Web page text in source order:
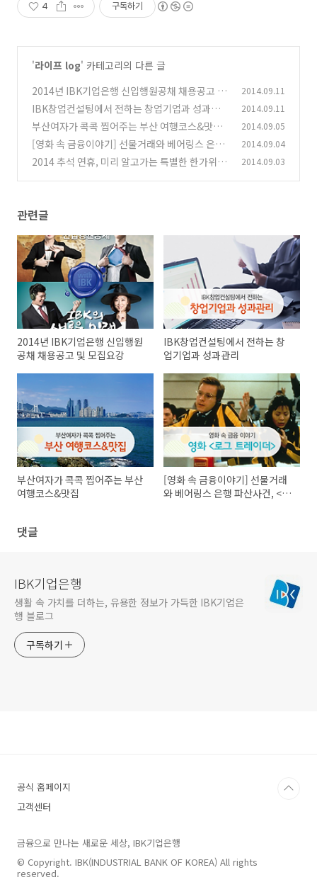
4 구독하기
'라이프 log' 카테고리의 다른 글
2014년 IBK기업은행 신입행원공채 채용공고 및
모집요강 (2)
2014.09.11
IBK창업컨설팅에서 전하는 창업기업과 성과관
리
(0)
2014.09.11
부산여자가 콕콕 찝어주는 부산 여행코스&맛집
(10)
2014.09.05
[영화 속 금융이야기] 선물거래와 베어링스 은행
파산사건, <로그 트레이더> 하
(0)
2014.09.04
2014 추석 연휴, 미리 알고가는 특별한 한가위 2014.09.03
관련글
2014년 IBK기업은행 신입행원
공채 채용공고 및 모집요강
IBK창업컨설팅에서 전하는 창
업기업과 성과관리
부산여자가 콕콕 찝어주는 부산
여행코스&맛집
[영화 속 금융이야기] 선물거래
와 베어링스 은행 파산사건, <로
댓글
IBK기업은행
생활 속 가치를 더하는, 유용한 정보가 가득한 IBK기업은
행 블로그
구독하기
공식 홈페이지
고객센터
금융으로 만나는 새로운 세상, IBK기업은행
© Copyright. IBK(INDUSTRIAL BANK OF KOREA) All rights
reserved.